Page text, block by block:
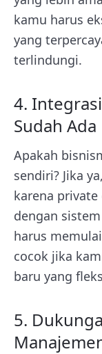
kamu harus
yang
terlindungi.
4.
Sudah Ada
Apakah
sendiri? Jika
karena
dengan
harus
cocok jika
baru yang
5.